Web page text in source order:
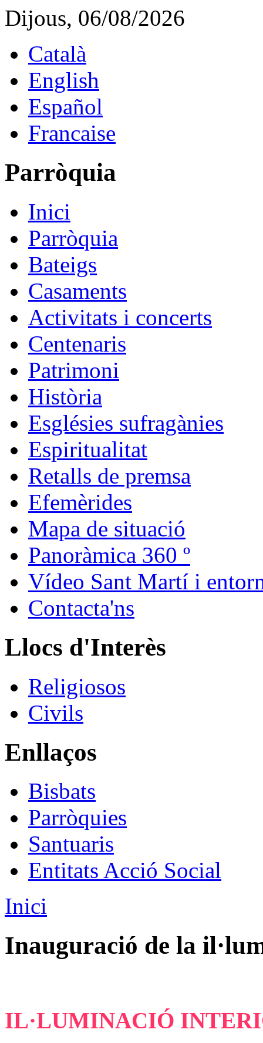
Dijous, 06/08/2026
Català
English
Español
Francaise
Parròquia
Inici
Parròquia
Bateigs
Casaments
Activitats i concerts
Centenaris
Patrimoni
Història
Esglésies sufragànies
Espiritualitat
Retalls de premsa
Efemèrides
Mapa de situació
Panoràmica 360 º
Vídeo Sant Martí i
Contacta'ns
Llocs d'Interès
Religiosos
Civils
Enllaços
Bisbats
Parròquies
Santuaris
Entitats Acció Social
Inici
Inauguració de la
IL·LUMINACIÓ